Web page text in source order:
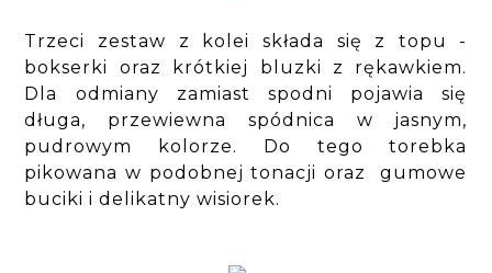
Trzeci zestaw z kolei składa się z topu -
bokserki oraz krótkiej bluzki z rękawkiem.
Dla odmiany zamiast spodni pojawia się
długa, przewiewna spódnica w jasnym,
pudrowym kolorze. Do tego torebka
pikowana w podobnej tonacji oraz gumowe
buciki i delikatny wisiorek.